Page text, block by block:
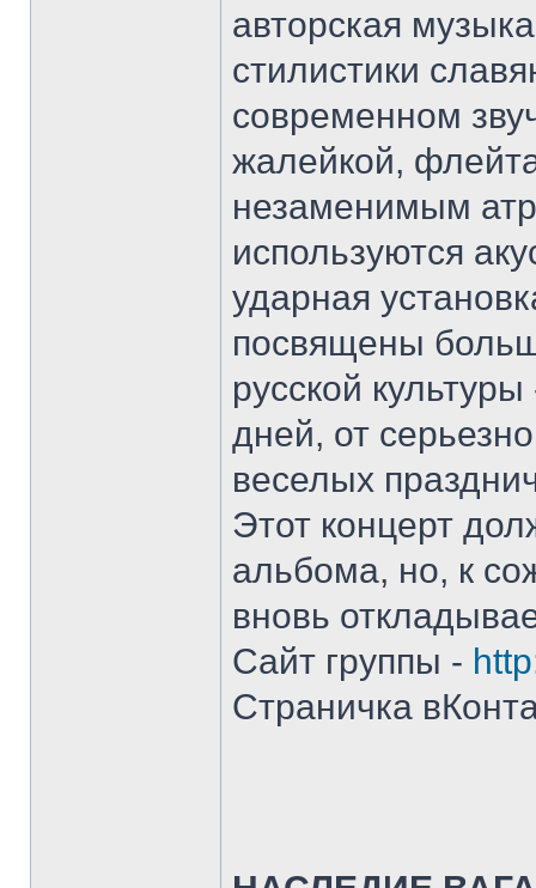
авторская
стилистики
современном
жалейкой,
незаменимым
используются
ударная
посвящены
русской
дней, от
веселых
Этот концерт
альбома, но, к
вновь
Сайт группы -
Страничка